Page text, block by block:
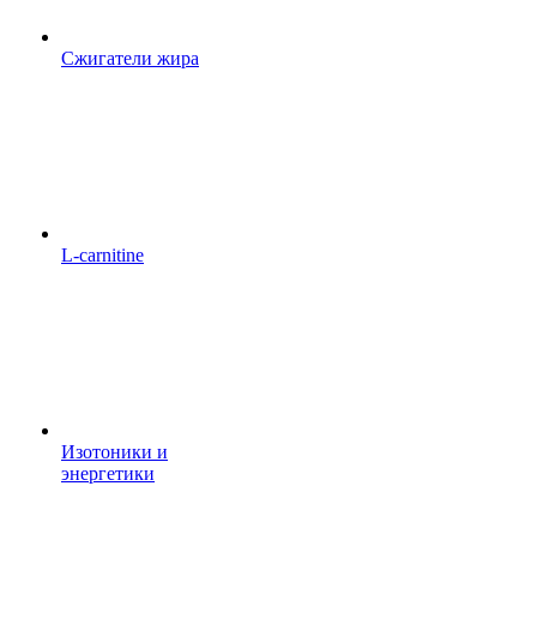
Сжигатели жира
L-carnitine
Изотоники и
энергетики